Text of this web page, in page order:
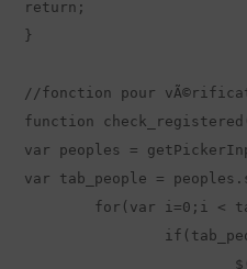
return;
}
//fonction pour
function
var peoples =
var tab_people =